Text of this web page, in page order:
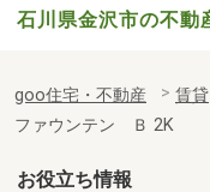
石川県金沢市の不動
goo住宅・不動産 賃貸
ファウンテン Ｂ 2K
お役立ち情報